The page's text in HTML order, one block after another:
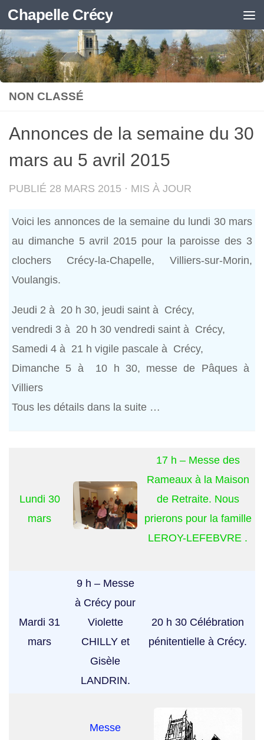
Skip to content
Chapelle Crécy
NON CLASSÉ
Annonces de la semaine du 30
mars au 5 avril 2015
PUBLIÉ 28 MARS 2015 · MIS À JOUR
Voici les annonces de la semaine du lundi 30 mars
au dimanche 5 avril 2015 pour la paroisse des 3
clochers Crécy-la-Chapelle, Villiers-sur-Morin,
Voulangis.
Jeudi 2 à 20 h 30, jeudi saint à Crécy,
vendredi 3 à 20 h 30 vendredi saint à Crécy,
Samedi 4 à 21 h vigile pascale à Crécy,
Dimanche 5 à 10 h 30, messe de Pâques à
Villiers
Tous les détails dans la suite …
Lundi 30
mars
17 h – Messe des
Rameaux à la Maison
de Retraite. Nous
prierons pour la famille
LEROY-LEFEBVRE .
Mardi 31
mars
9 h – Messe
à Crécy pour
Violette
CHILLY et
Gisèle
LANDRIN.
20 h 30 Célébration
pénitentielle à Crécy.
Messe